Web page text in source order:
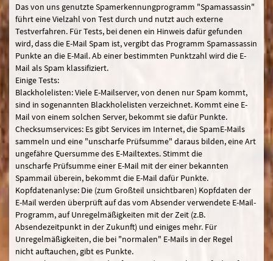
Das von uns genutzte Spamerkennungprogramm "Spamassassin"
führt eine Vielzahl von Test durch und nutzt auch externe
Testverfahren. Für Tests, bei denen ein Hinweis dafür gefunden
wird, dass die E-Mail Spam ist, vergibt das Programm Spamassassin
Punkte an die E-Mail. Ab einer bestimmten Punktzahl wird die E-
Mail als Spam klassifiziert.
Einige Tests:
Blackholelisten: Viele E-Mailserver, von denen nur Spam kommt,
sind in sogenannten Blackholelisten verzeichnet. Kommt eine E-
Mail von einem solchen Server, bekommt sie dafür Punkte.
Checksumservices: Es gibt Services im Internet, die SpamE-Mails
sammeln und eine "unscharfe Prüfsumme" daraus bilden, eine Art
ungefähre Quersumme des E-Mailtextes. Stimmt die
unscharfe Prüfsumme einer E-Mail mit der einer bekannten
Spammail überein, bekommt die E-Mail dafür Punkte.
Kopfdatenanlyse: Die (zum Großteil unsichtbaren) Kopfdaten der
E-Mail werden überprüft auf das vom Absender verwendete E-Mail-
Programm, auf Unregelmäßigkeiten mit der Zeit (z.B.
Absendezeitpunkt in der Zukunft) und einiges mehr. Für
Unregelmäßigkeiten, die bei "normalen" E-Mails in der Regel
nicht auftauchen, gibt es Punkte.